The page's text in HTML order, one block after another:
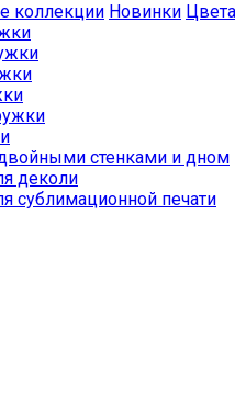
коллекции Новинки Цвета
стенками и дном
деколи
сублимационной печати